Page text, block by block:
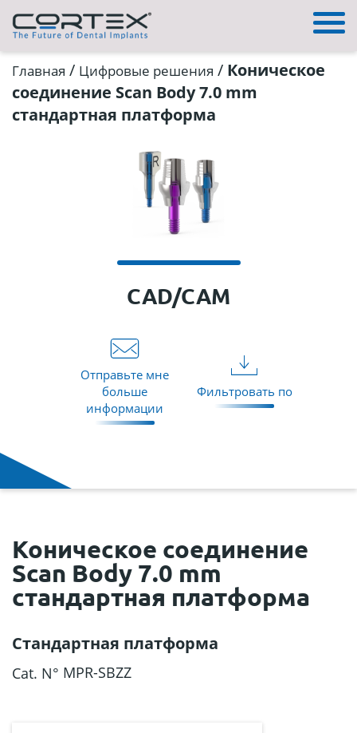
Главная / Цифровые решения / Коническое
соединение Scan Body 7.0 mm
стандартная платформа
CAD/CAM
Отправьте мне
больше
информации
Фильтровать по
Коническое соединение
Scan Body 7.0 mm
стандартная платформа
Стандартная платформа
Cat. N° MPR-SBZZ